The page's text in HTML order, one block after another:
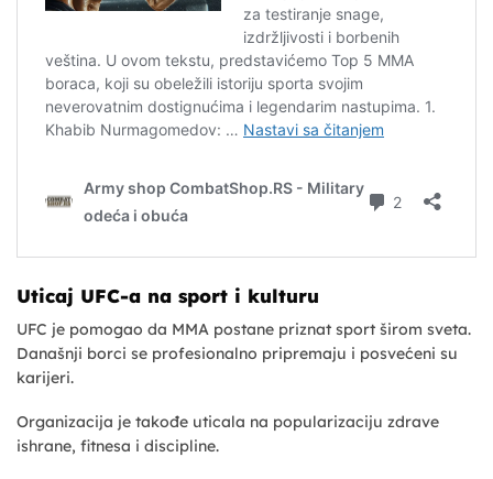
Uticaj UFC-a na sport i kulturu
UFC je pomogao da MMA postane priznat sport širom sveta.
Današnji borci se profesionalno pripremaju i posvećeni su
karijeri.
Organizacija je takođe uticala na popularizaciju zdrave
ishrane, fitnesa i discipline.